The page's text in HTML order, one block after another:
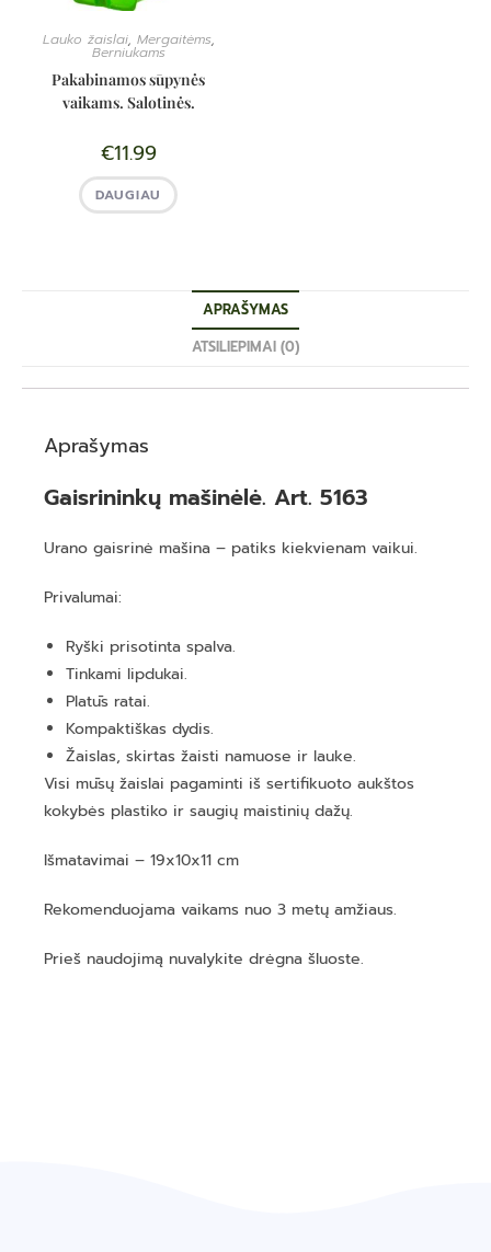
Lauko žaislai, Mergaitėms,
Berniukams
Pakabinamos sūpynės
vaikams. Salotinės.
€11.99
DAUGIAU
APRAŠYMAS
ATSILIEPIMAI (0)
Aprašymas
Gaisrininkų mašinėlė. Art. 5163
Urano gaisrinė mašina – patiks kiekvienam vaikui.
Privalumai:
Ryški prisotinta spalva.
Tinkami lipdukai.
Platūs ratai.
Kompaktiškas dydis.
Žaislas, skirtas žaisti namuose ir lauke.
Visi mūsų žaislai pagaminti iš sertifikuoto aukštos
kokybės plastiko ir saugių maistinių dažų.
Išmatavimai – 19x10x11 cm
Rekomenduojama vaikams nuo 3 metų amžiaus.
Prieš naudojimą nuvalykite drėgna šluoste.